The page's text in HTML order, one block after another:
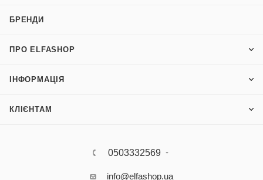
БРЕНДИ
ПРО ELFASHOP
ІНФОРМАЦІЯ
КЛІЄНТАМ
0503332569
info@elfashop.ua